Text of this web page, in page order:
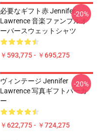
必要なギフト赤 Jennifer
Lawrence 音楽ファンプルオ
ーバースウェットシャツ
￥593,775 - ￥695,275
-20%
ヴィンテージ Jennifer
Lawrence 写真ギフトパーカ
ー
￥622,775 - ￥724,275
-20%